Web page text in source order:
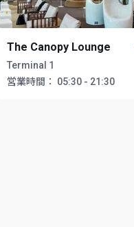
The Canopy Lounge
Terminal 1
営業時間：
05:30 - 21:30